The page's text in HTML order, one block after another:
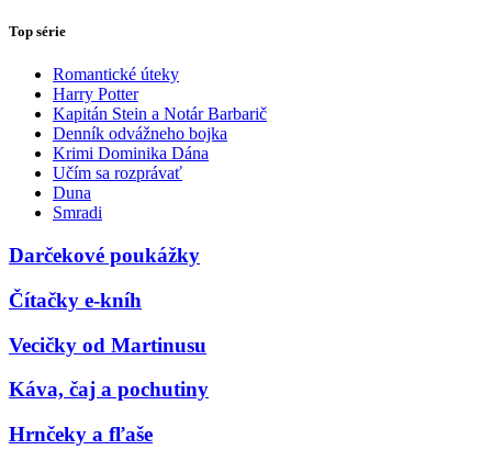
Top série
Romantické úteky
Harry Potter
Kapitán Stein a Notár Barbarič
Denník odvážneho bojka
Krimi Dominika Dána
Učím sa rozprávať
Duna
Smradi
Darčekové poukážky
Čítačky e-kníh
Vecičky od Martinusu
Káva, čaj a pochutiny
Hrnčeky a fľaše